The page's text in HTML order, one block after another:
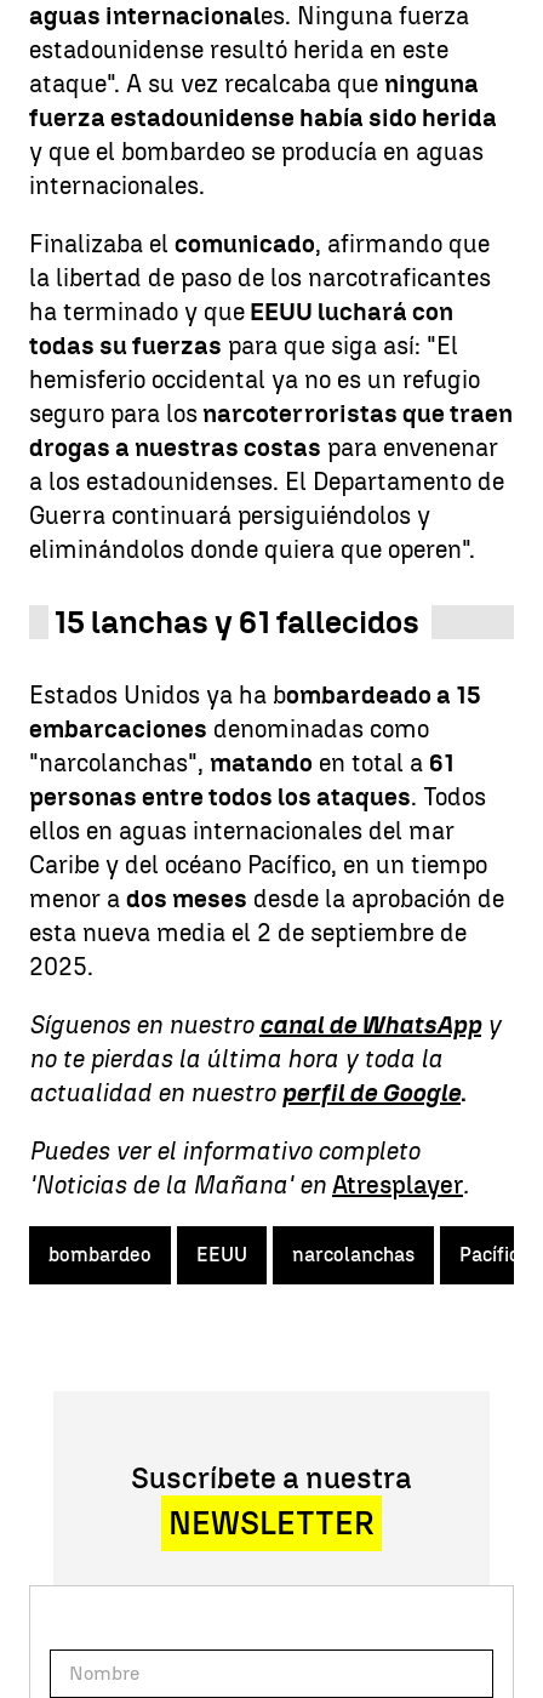
aguas internacionales. Ninguna fuerza
estadounidense resultó herida en este
ataque". A su vez recalcaba que ninguna
fuerza estadounidense había sido herida
y que el bombardeo se producía en aguas
internacionales.
Finalizaba el comunicado, afirmando que
la libertad de paso de los narcotraficantes
ha terminado y que EEUU luchará con
todas su fuerzas para que siga así: "El
hemisferio occidental ya no es un refugio
seguro para losnarcoterroristas que traen
drogas a nuestras costas para envenenar
a los estadounidenses. El Departamento de
Guerra continuará persiguiéndolos y
eliminándolos donde quiera que operen".
15 lanchas y 61 fallecidos
Estados Unidos ya ha bombardeado a 15
embarcaciones denominadas como
"narcolanchas", matando en total a 61
personas entre todos los ataques. Todos
ellos en aguas internacionales del mar
Caribe y del océano Pacífico, en un tiempo
menor a dos meses desde la aprobación de
esta nueva media el 2 de septiembre de
2025.
Síguenos en nuestro canal de WhatsAppy
no te pierdas la última hora y toda la
actualidad en nuestro perfil de Google.
Puedes ver el informativo completo
'Noticias de la Mañana' en Atresplayer.
bombardeo EEUU narcolanchas Pacífico
Suscríbete a nuestra
NEWSLETTER